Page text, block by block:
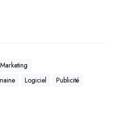
Logiciel
Publicité